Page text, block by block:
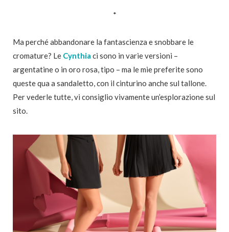
*
Ma perché abbandonare la fantascienza e snobbare le
cromature? Le Cynthia ci sono in varie versioni –
argentatine o in oro rosa, tipo – ma le mie preferite sono
queste qua a sandaletto, con il cinturino anche sul tallone.
Per vederle tutte, vi consiglio vivamente un’esplorazione sul
sito.